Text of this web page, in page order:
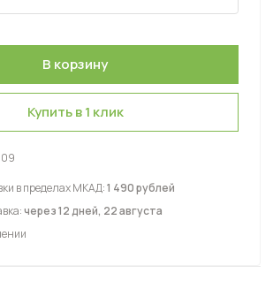
Купить в 1 клик
в пределах МКАД:1 490 рублей
через 12 дней, 22 августа